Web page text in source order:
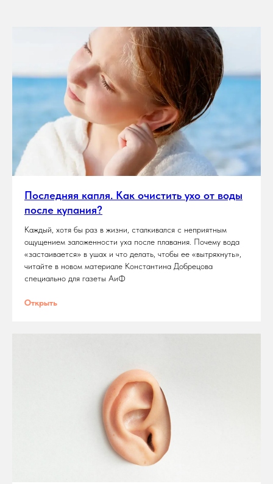
Последняя капля. Как очистить ухо от воды
после купания?
Каждый, хотя бы раз в жизни, сталкивался с неприятным
ощущением заложенности уха после плавания. Почему вода
«застаивается» в ушах и что делать, чтобы ее «вытряхнуть»,
читайте в новом материале Константина Добрецова
специально для газеты АиФ
Открыть